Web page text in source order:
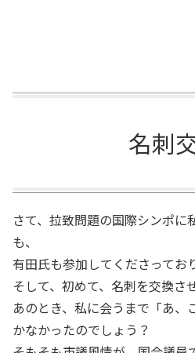
名刺
さて、拉致問題の国際シンポに
も、
有田氏も参加してくださってお
そして、初めて、名刺を交換さ
あのとき、私に会うまで「あ、
かなかったのでしょう？